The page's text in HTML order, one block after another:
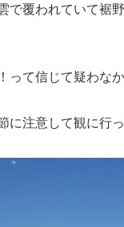
で覆われていて裾
って信じて疑わなか
に注意して観に行っ